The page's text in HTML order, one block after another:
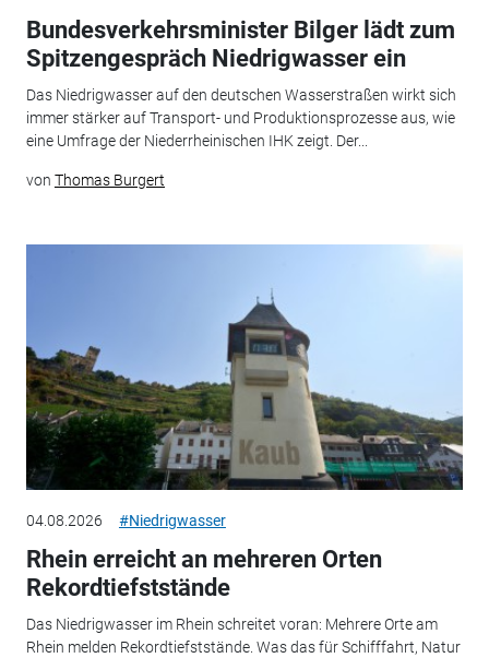
Bundesverkehrsminister Bilger lädt zum
Spitzengespräch Niedrigwasser ein
Das Niedrigwasser auf den deutschen Wasserstraßen wirkt sich
immer stärker auf Transport- und Produktionsprozesse aus, wie
eine Umfrage der Niederrheinischen IHK zeigt. Der...
von Thomas Burgert
04.08.2026 #Niedrigwasser
Rhein erreicht an mehreren Orten
Rekordtiefststände
Das Niedrigwasser im Rhein schreitet voran: Mehrere Orte am
Rhein melden Rekordtiefststände. Was das für Schifffahrt, Natur